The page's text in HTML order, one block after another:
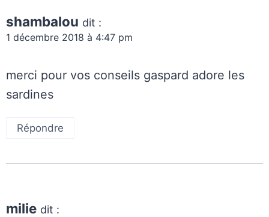
shambalou dit :
1 décembre 2018 à 4:47 pm
merci pour vos conseils gaspard adore les
sardines
Répondre
milie dit :